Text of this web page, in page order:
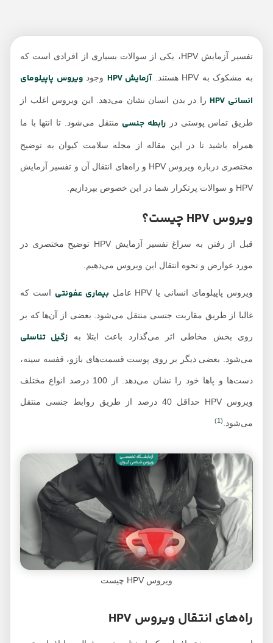
تفسیر آزمایش HPV، یکی از سوالات بسیاری از افرادی است که
به مشکوک به HPV هستند. آزمایش HPV وجودویروس پاپیلومای
انسانی HPV
را در بدن انسان نشان می‌دهد. این ویروس اغلب از
طریق تماس پوستی دررابطه جنسیمنتقل می‌شود. تا انتها با ما
همراه باشید تا در این مقاله از مجله سلامت کیوان به توضیح
مختصری درباره ویروس HPV و راه‌های انتقال آن و تفسیر آزمایش
ویروس HPV چیست؟
قبل از رفتن به سراغ تفسیر آزمایش HPV توضیح مختصری در
مورد عوارض و نحوه انتقال این ویروس می‌دهیم.
ویروس پاپیلومای انسانی یا HPV عامل بیماری عفونتیاست که
غالبا از طریق مقاربت جنسی منتقل می‌شود. بعضی از آن‌ها که بر
روی بخش مخاطی اثر می‌گذارد باعث ابتلا به زگیل تناسلی
می‌شود. بعضی دیگر بر روی پوست قسمت‌های بازو، قفسه سینه،
دست‌ها و پاها خود را نشان می‌دهد. از 100 درصد انواع مختلف
ویروس HPV حداقل 40 درصد از طریق روابط جنسی منتقل
می‌شود. 1
ویروس HPV چیست
راه‌های انتقال ویروس HPV